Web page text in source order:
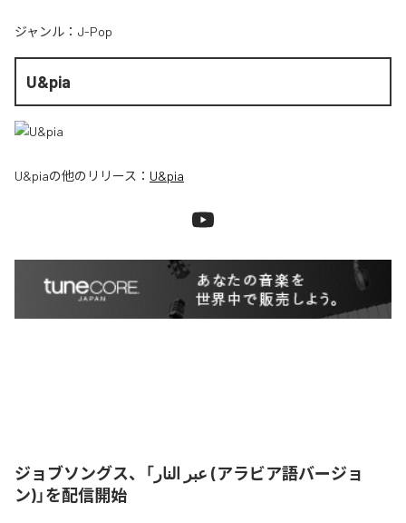
ジャンル： J-Pop
U&pia
U&piaの他のリリース： U&pia
ジョブソングス、「عبر النار (アラビア語バージョ
ン)」を配信開始